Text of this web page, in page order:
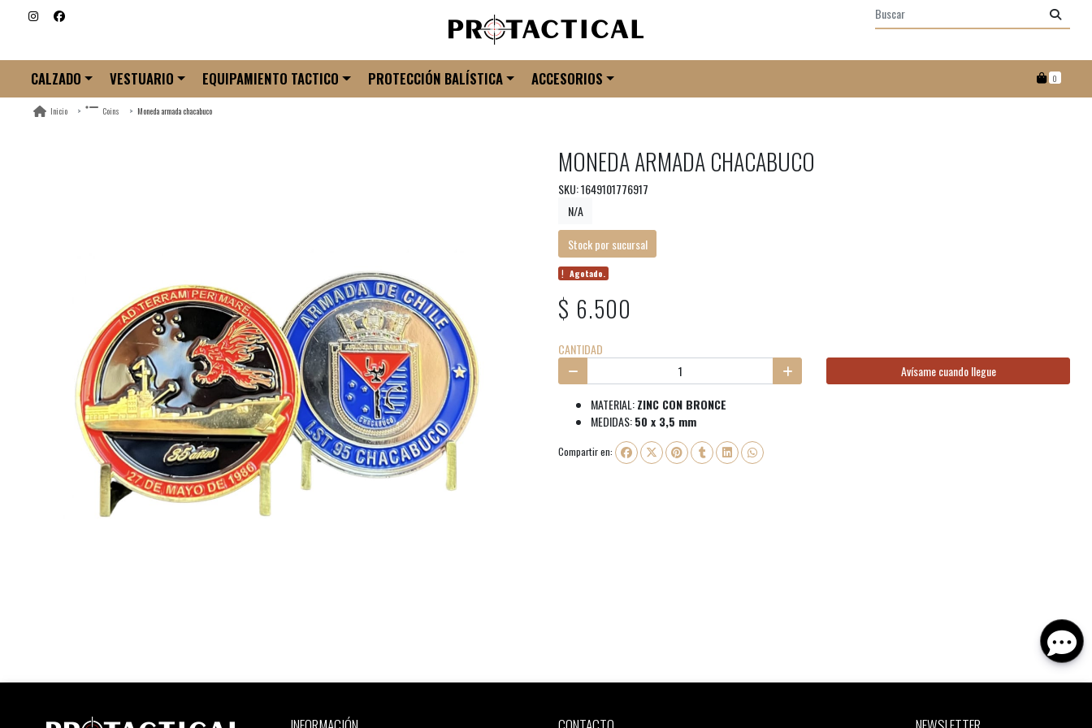
CALZADO VESTUARIO EQUIPAMIENTO TACTICO PROTECCIÓN BALÍSTICA ACCESORIOS 0
Inicio Coins Moneda armada chacabuco
MONEDA ARMADA CHACABUCO
SKU: 1649101776917
N/A
Stock por sucursal
Agotado.
$ 6.500
CANTIDAD
Avísame cuando llegue
MATERIAL:ZINC CON BRONCE
MEDIDAS:50 x 3,5 mm
Compartir en: